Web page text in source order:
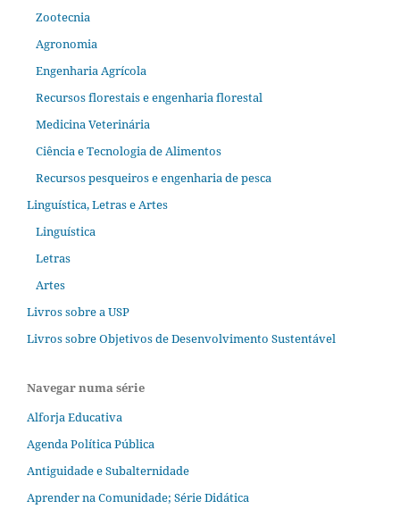
Zootecnia
Agronomia
Engenharia Agrícola
Recursos florestais e engenharia florestal
Medicina Veterinária
Ciência e Tecnologia de Alimentos
Recursos pesqueiros e engenharia de pesca
Linguística, Letras e Artes
Linguística
Letras
Artes
Livros sobre a USP
Livros sobre Objetivos de Desenvolvimento Sustentável
Navegar numa série
Alforja Educativa
Agenda Política Pública
Antiguidade e Subalternidade
Aprender na Comunidade; Série Didática